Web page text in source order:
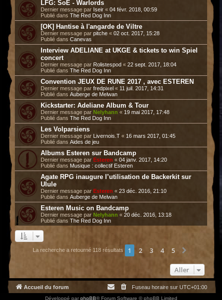
LFG: SoE - Warlords
Dernier message par Iseir « 04 févr. 2018, 00:59
Publié dans The Red Dog Inn
[OK] Hantise à l'angarde de Viltre
Dernier message par pitche « 02 oct. 2017, 15:28
Publié dans Canevas
Interview ADELIANE at UKGE & tickets to win Spiel
concert
Dernier message par Rolistespod « 22 sept. 2017, 18:04
Publié dans The Red Dog Inn
Convention JEUX DE RUNE 2017 , avec ESTEREN
Dernier message par fredpixel « 11 juil. 2017, 14:31
Publié dans Auberge de Melwan
Kickstarter: Adeliane Album & Tour
Dernier message par Nelyhann « 19 mai 2017, 17:48
Publié dans The Red Dog Inn
Les Volparsiens
Dernier message par Livernois.T « 16 mars 2017, 01:45
Publié dans Aides de jeu
Albums Esteren sur Bandcamp
Dernier message par Esteren « 04 janv. 2017, 14:20
Publié dans Musique : collectif Esteren
Agate RPG inaugure l’utilisation de Backerkit sur
Ulule
Dernier message par Esteren « 23 déc. 2016, 21:10
Publié dans Auberge de Melwan
Esteren Music on Bandcamp
Dernier message par Nelyhann « 20 déc. 2016, 13:18
Publié dans The Red Dog Inn
La recherche a retourné 118 résultats 1 2 3 4 5
Aller
Accueil du forum Fuseau horaire sur UTC+01:00
Développé par phpBB® Forum Software © phpBB Limited